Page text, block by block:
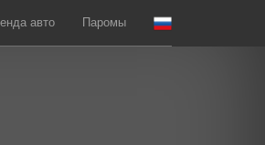
авто Паромы